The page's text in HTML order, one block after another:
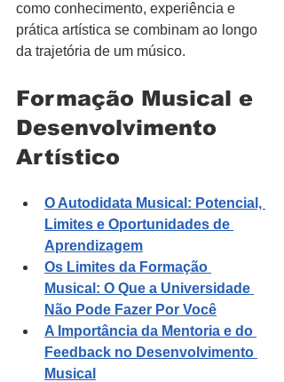
como conhecimento, experiência e
prática artística se combinam ao longo
da trajetória de um músico.
Formação Musical e
Desenvolvimento
Artístico
O Autodidata Musical: Potencial,
Limites e Oportunidades de
Aprendizagem
Os Limites da Formação
Musical: O Que a Universidade
Não Pode Fazer Por Você
A Importância da Mentoria e do
Feedback no Desenvolvimento
Musical